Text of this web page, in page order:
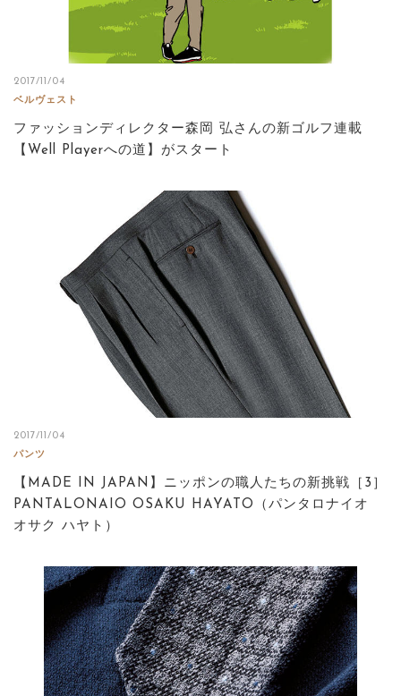
2017/11/04
ベルヴェスト
ファッションディレクター森岡 弘さんの新ゴルフ連載
【Well Playerへの道】がスタート
2017/11/04
パンツ
【MADE IN JAPAN】ニッポンの職人たちの新挑戦［3］
PANTALONAIO OSAKU HAYATO（パンタロナイオ
オサク ハヤト）